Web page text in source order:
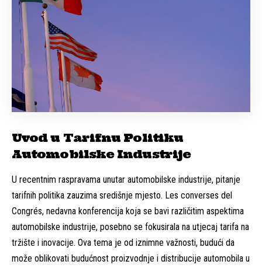
Uvod u Tarifnu Politiku
Automobilske Industrije
U recentnim raspravama unutar automobilske industrije, pitanje
tarifnih politika zauzima središnje mjesto. Les converses del
Congrés, nedavna konferencija koja se bavi različitim aspektima
automobilske industrije, posebno se fokusirala na utjecaj tarifa na
tržište i inovacije. Ova tema je od iznimne važnosti, budući da
može oblikovati budućnost proizvodnje i distribucije automobila u